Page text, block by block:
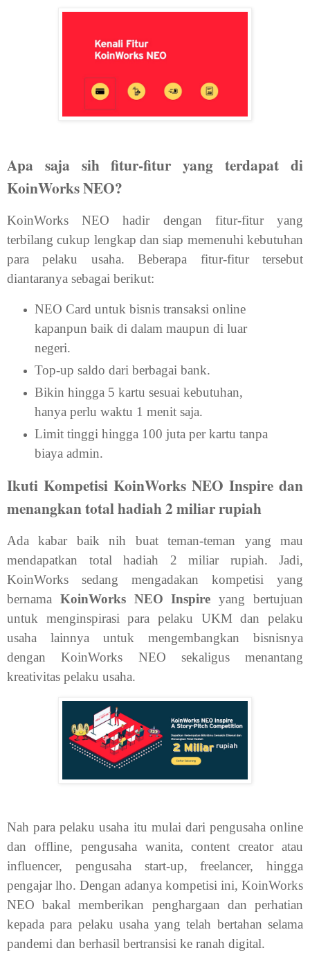
Apa saja sih fitur-fitur yang terdapat di
KoinWorks NEO?
KoinWorks NEO hadir dengan fitur-fitur yang
terbilang cukup lengkap dan siap memenuhi kebutuhan
para pelaku usaha. Beberapa fitur-fitur tersebut
diantaranya sebagai berikut:
NEO Card untuk bisnis transaksi online
kapanpun baik di dalam maupun di luar
negeri.
Top-up saldo dari berbagai bank.
Bikin hingga 5 kartu sesuai kebutuhan,
hanya perlu waktu 1 menit saja.
Limit tinggi hingga 100 juta per kartu tanpa
biaya admin.
Ikuti Kompetisi KoinWorks NEO Inspire dan
menangkan total hadiah 2 miliar rupiah
Ada kabar baik nih buat teman-teman yang mau
mendapatkan total hadiah 2 miliar rupiah. Jadi,
KoinWorks sedang mengadakan kompetisi yang
bernama KoinWorks NEO Inspire yang bertujuan
untuk menginspirasi para pelaku UKM dan pelaku
usaha lainnya untuk mengembangkan bisnisnya
dengan KoinWorks NEO sekaligus menantang
kreativitas pelaku usaha.
Nah para pelaku usaha itu mulai dari pengusaha online
dan offline, pengusaha wanita, content creator atau
influencer, pengusaha start-up, freelancer, hingga
pengajar lho. Dengan adanya kompetisi ini, KoinWorks
NEO bakal memberikan penghargaan dan perhatian
kepada para pelaku usaha yang telah bertahan selama
pandemi dan berhasil bertransisi ke ranah digital.